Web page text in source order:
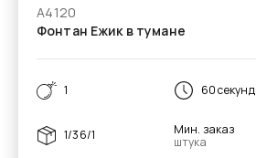
А4120
Фонтан Ежик в тумане
1 60 секунд
1/36/1
Мин. заказ
штука